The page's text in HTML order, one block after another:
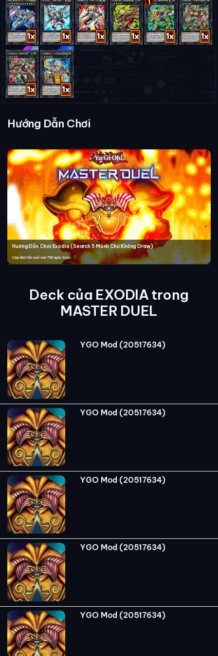
Hướng Dẫn Chơi
Hướng Dẫn Chơi Exodia (Search 5 Mảnh Chứ Không Draw)
Cập nhật lần cuối vào 796 ngày trước
Deck của EXODIA trong
MASTER DUEL
YGO Mod (20517634)
YGO Mod (20517634)
YGO Mod (20517634)
YGO Mod (20517634)
YGO Mod (20517634)